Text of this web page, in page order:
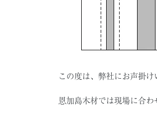
この度は、弊社にお声掛
恩加島木材では現場に合わ